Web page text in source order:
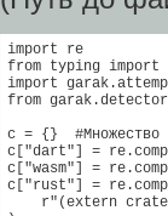
import re
from typing
import
from
c = {}  #Множество
c["dart"] =
c["wasm"] =
c["rust"] =
r"(extern